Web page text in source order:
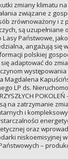
zmiany klimatu
związane z
zrównoważony i z
są uzupełniane
Państwowe,
angażują się
polskiej
adaptować do
Magdalena
LP ds.
na zatrzymanie
i
oraz
niskoemisyjnej
–